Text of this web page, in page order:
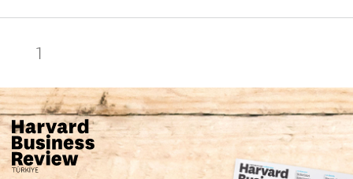
1